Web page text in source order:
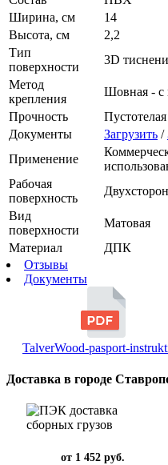
Ширина, см
14
Высота, см
2,2
Тип
поверхности
3D
Метод
крепления
Шовная - с
Прочность
Документы
Загрузить /
Применение
Рабочая
поверхность
Вид
поверхности
Матовая
Материал
ДПК
Отзывы
Документы
TalverWood-pasport-
Доставка в городе
от 1 452 руб.